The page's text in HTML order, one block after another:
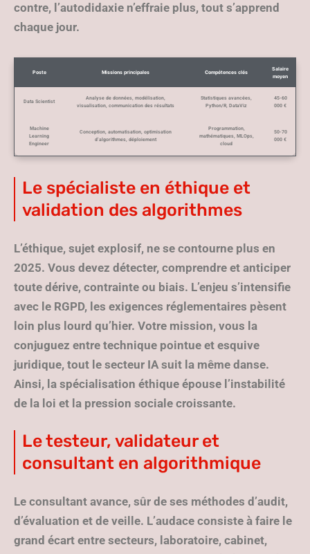
contre, l’autodidaxie n’effraie plus, tout s’apprend
chaque jour.
Poste Missions principales Compétences clés
Salaire
moyen
Data Scientist
Analyse de données, modélisation,
visualisation, communication des résultats
Statistiques avancées,
Python/R, DataViz
45-60
000 €
Machine
Learning
Engineer
Conception, automatisation, optimisation
d’algorithmes, déploiement
Programmation,
mathématiques, MLOps,
cloud
50-70
000 €
Le spécialiste en éthique et
validation des algorithmes
L’éthique, sujet explosif, ne se contourne plus en
2025. Vous devez détecter, comprendre et anticiper
toute dérive, contrainte ou biais. L’enjeu s’intensifie
avec le RGPD, les exigences réglementaires pèsent
loin plus lourd qu’hier. Votre mission, vous la
conjuguez entre technique pointue et esquive
juridique, tout le secteur IA suit la même danse.
Ainsi, la spécialisation éthique épouse l’instabilité
de la loi et la pression sociale croissante.
Le testeur, validateur et
consultant en algorithmique
Le consultant avance, sûr de ses méthodes d’audit,
d’évaluation et de veille. L’audace consiste à faire le
grand écart entre secteurs, laboratoire, cabinet,